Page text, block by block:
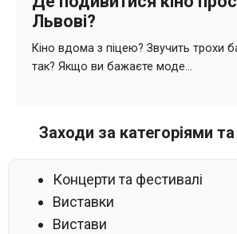
Заходи за категоріями
Концерти та фестивалі
Виставки
Вистави